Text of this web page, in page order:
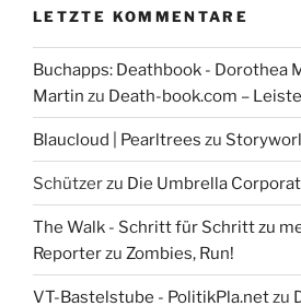
LETZTE KOMMENTARE
Buchapps: Deathbook - Dorothea
Martin zu Death-book.com –
Blaucloud | Pearltrees zu
Schützerzu Die Umbrella
The Walk - Schritt für Schritt zu
Reporterzu Zombies, Run!
VT-Bastelstube - PolitikPla.netzu